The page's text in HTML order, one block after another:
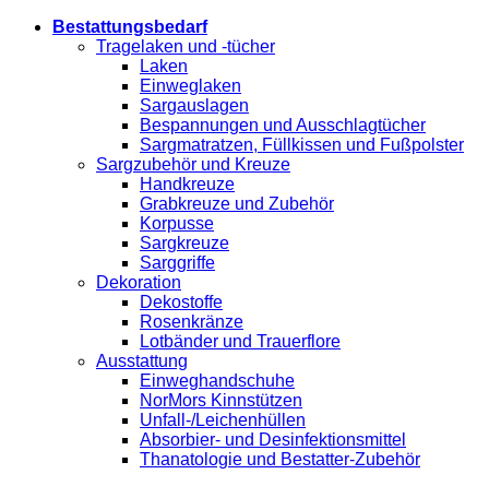
Bestattungsbedarf
Tragelaken und -tücher
Laken
Einweglaken
Sargauslagen
Bespannungen und Ausschlagtücher
Sargmatratzen, Füllkissen und Fußpolster
Sargzubehör und Kreuze
Handkreuze
Grabkreuze und Zubehör
Korpusse
Sargkreuze
Sarggriffe
Dekoration
Dekostoffe
Rosenkränze
Lotbänder und Trauerflore
Ausstattung
Einweghandschuhe
NorMors Kinnstützen
Unfall-/Leichenhüllen
Absorbier- und Desinfektionsmittel
Thanatologie und Bestatter-Zubehör